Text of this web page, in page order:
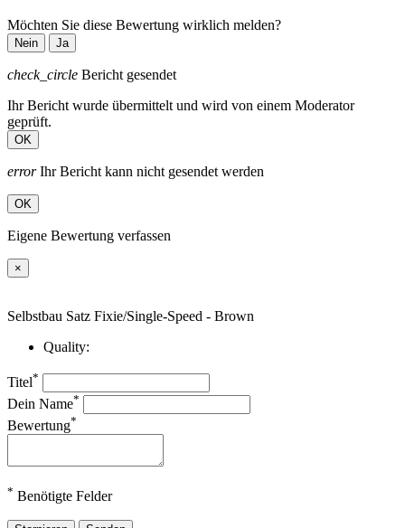
Möchten Sie diese Bewertung wirklich melden?
Nein Ja
check_circle Bericht gesendet
Ihr Bericht wurde übermittelt und wird von einem Moderator
geprüft.
OK
errorIhr Bericht kann nicht gesendet werden
OK
Eigene Bewertung verfassen
×
Selbstbau Satz Fixie/Single-Speed - Brown
Quality:
Titel*
Dein Name*
Bewertung*
* Benötigte Felder